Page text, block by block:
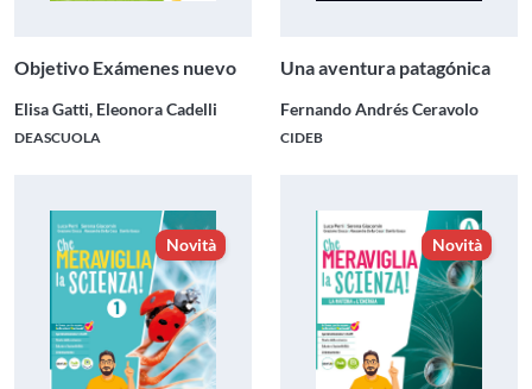
Objetivo Exámenes nuevo
Elisa Gatti, Eleonora Cadelli
DEASCUOLA
Una aventura patagónica
Fernando Andrés Ceravolo
CIDEB
Novità Novità